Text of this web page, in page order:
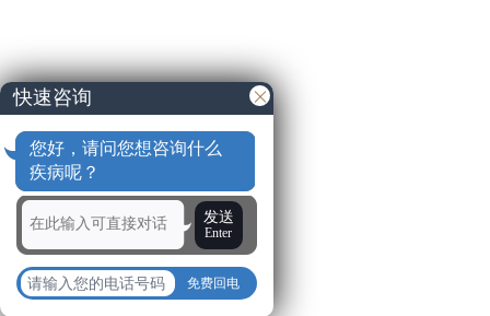
快速咨询
您好，请问您想咨询什么
疾病呢？
发送
Enter
免费回电